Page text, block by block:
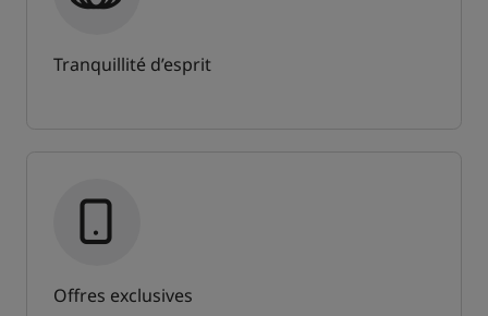
Tranquillité d’esprit
Offres exclusives